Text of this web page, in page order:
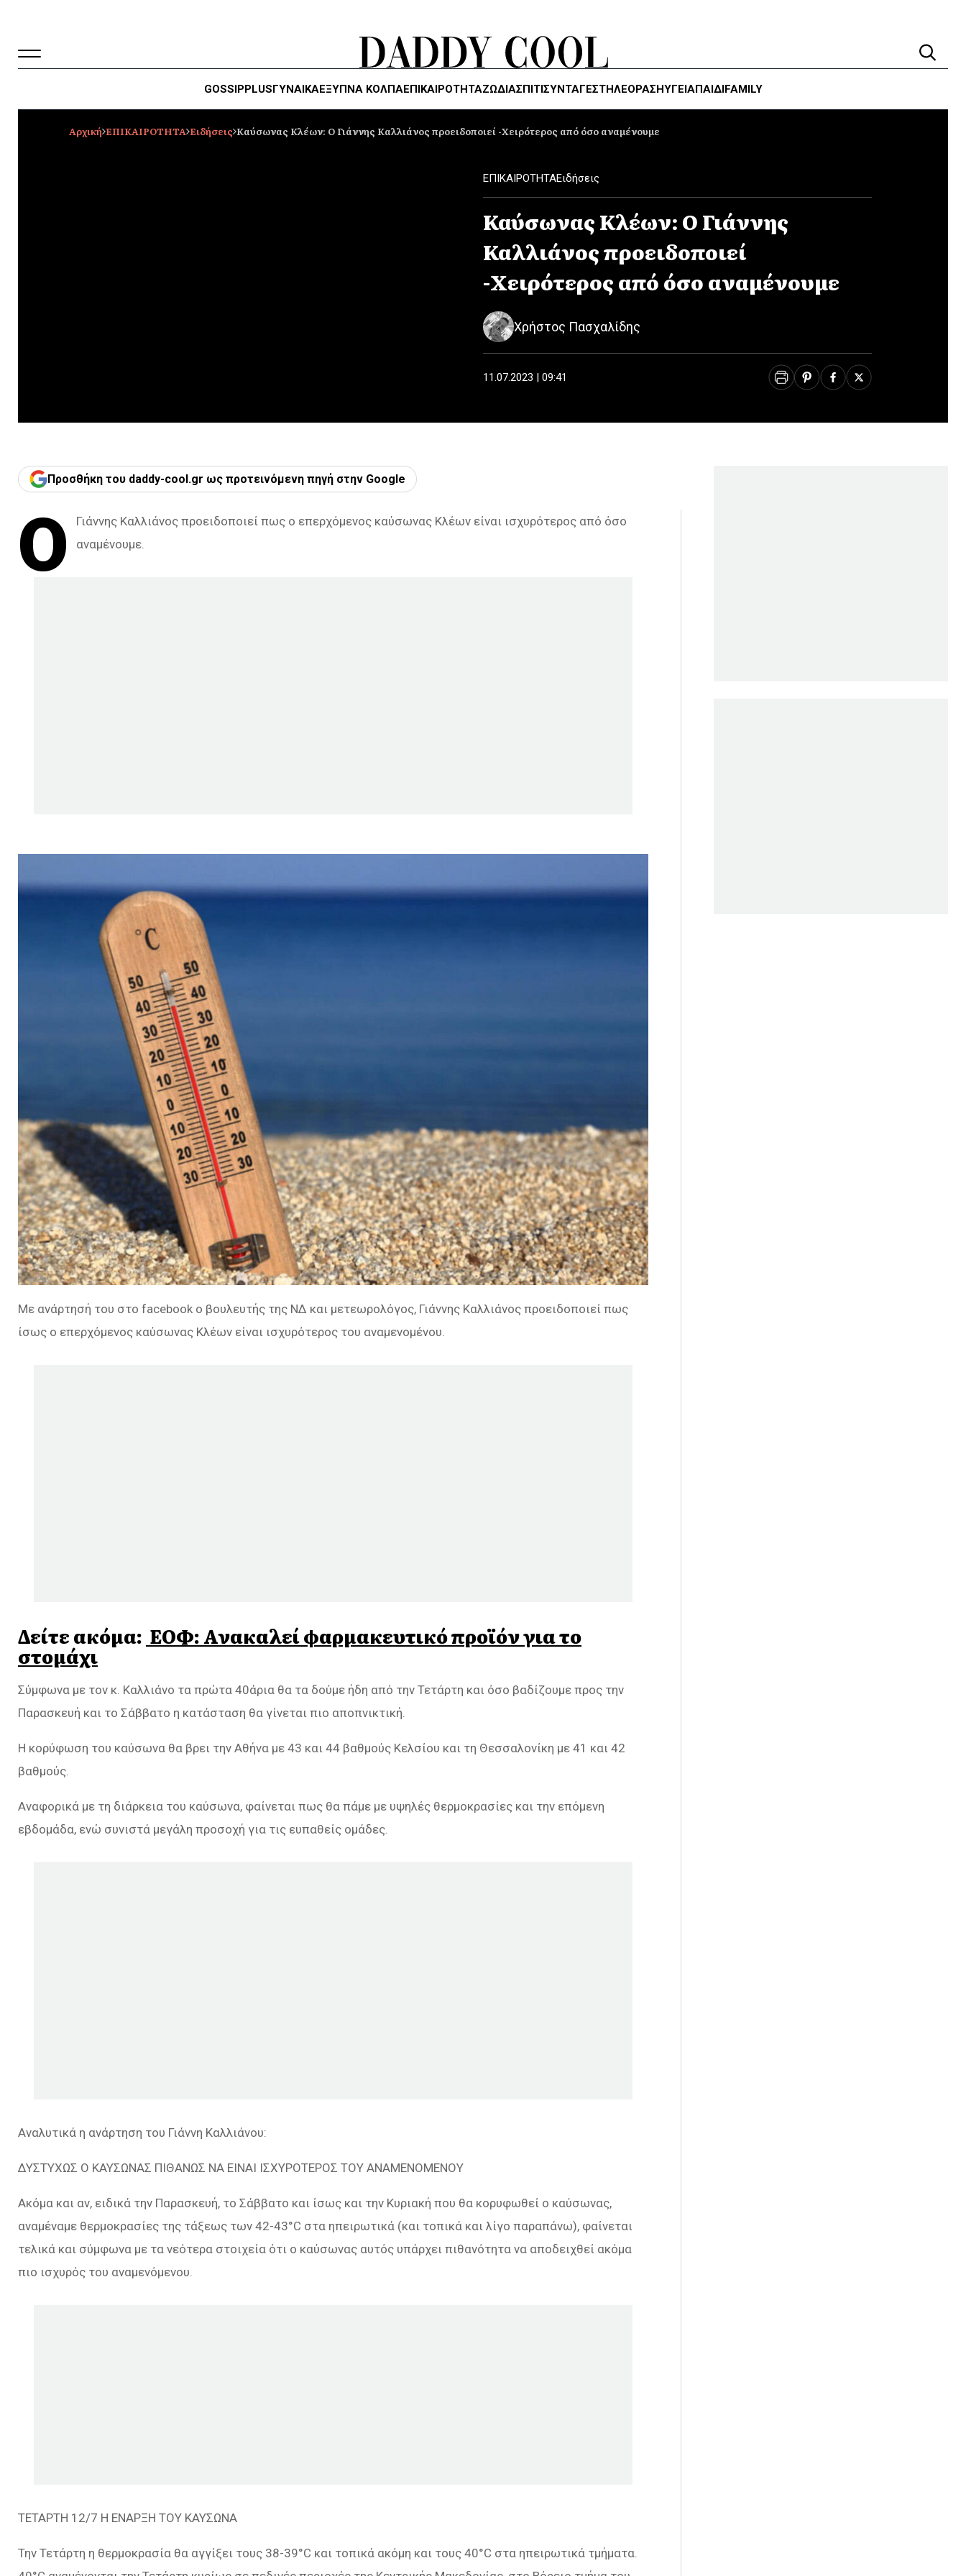
GOSSIPPLUSΓΥΝΑΙΚΑΈΞΥΠΝΑ ΚΌΛΠΑΕΠΙΚΑΙΡΟΤΗΤΑΖΏΔΙΑΣΠΙΤΙΣΥΝΤΑΓΕΣΤΗΛΕΌΡΑΣΗΥΓΕΊΑΠΑΙΔΙFAMILY
Αρχική ΕΠΙΚΑΙΡΟΤΗΤΑ Ειδήσεις Καύσωνας Κλέων: O Γιάννης Καλλιάνος προειδοποιεί -Χειρότερος από όσο αναμένουμε
ΕΠΙΚΑΙΡΟΤΗΤΑΕιδήσεις
Καύσωνας Κλέων: O Γιάννης
Καλλιάνος προειδοποιεί
-Χειρότερος από όσο αναμένουμε
Χρήστος Πασχαλίδης
11.07.2023 | 09:41
Προσθήκη του daddy-cool.gr ως προτεινόμενη πηγή στην Google
Ο
Γιάννης Καλλιάνος προειδοποιεί πως ο επερχόμενος καύσωνας Κλέων είναι ισχυρότερος από όσο
αναμένουμε.
Με ανάρτησή του στο facebook ο βουλευτής της ΝΔ και μετεωρολόγος, Γιάννης Καλλιάνος προειδοποιεί πως
ίσως ο επερχόμενος καύσωνας Κλέων είναι ισχυρότερος του αναμενομένου.
Δείτε ακόμα: ΕΟΦ: Ανακαλεί φαρμακευτικό προϊόν για το
στομάχι
Σύμφωνα με τον κ. Καλλιάνο τα πρώτα 40άρια θα τα δούμε ήδη από την Τετάρτη και όσο βαδίζουμε προς την
Παρασκευή και το Σάββατο η κατάσταση θα γίνεται πιο αποπνικτική.
Η κορύφωση του καύσωνα θα βρει την Αθήνα με 43 και 44 βαθμούς Κελσίου και τη Θεσσαλονίκη με 41 και 42
βαθμούς.
Αναφορικά με τη διάρκεια του καύσωνα, φαίνεται πως θα πάμε με υψηλές θερμοκρασίες και την επόμενη
εβδομάδα, ενώ συνιστά μεγάλη προσοχή για τις ευπαθείς ομάδες.
Αναλυτικά η ανάρτηση του Γιάννη Καλλιάνου:
ΔΥΣΤΥΧΩΣ Ο ΚΑΥΣΩΝΑΣ ΠΙΘΑΝΩΣ ΝΑ ΕΙΝΑΙ ΙΣΧΥΡΟΤΕΡΟΣ ΤΟΥ ΑΝΑΜΕΝΟΜΕΝΟΥ
Ακόμα και αν, ειδικά την Παρασκευή, το Σάββατο και ίσως και την Κυριακή που θα κορυφωθεί ο καύσωνας,
αναμέναμε θερμοκρασίες της τάξεως των 42-43°C στα ηπειρωτικά (και τοπικά και λίγο παραπάνω), φαίνεται
τελικά και σύμφωνα με τα νεότερα στοιχεία ότι ο καύσωνας αυτός υπάρχει πιθανότητα να αποδειχθεί ακόμα
πιο ισχυρός του αναμενόμενου.
ΤΕΤΑΡΤΗ 12/7 Η ΕΝΑΡΞΗ ΤΟΥ ΚΑΥΣΩΝΑ
Την Τετάρτη η θερμοκρασία θα αγγίξει τους 38-39°C και τοπικά ακόμη και τους 40°C στα ηπειρωτικά τμήματα.